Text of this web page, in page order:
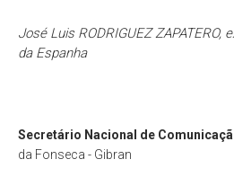
José Luis RODRIGUEZ ZAPATERO,
da Espanha
Secretário Nacional de
da Fonseca - Gibran